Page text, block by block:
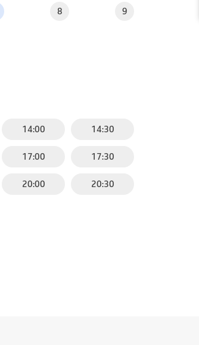
8 9
14:00 14:30
17:00 17:30
20:00 20:30